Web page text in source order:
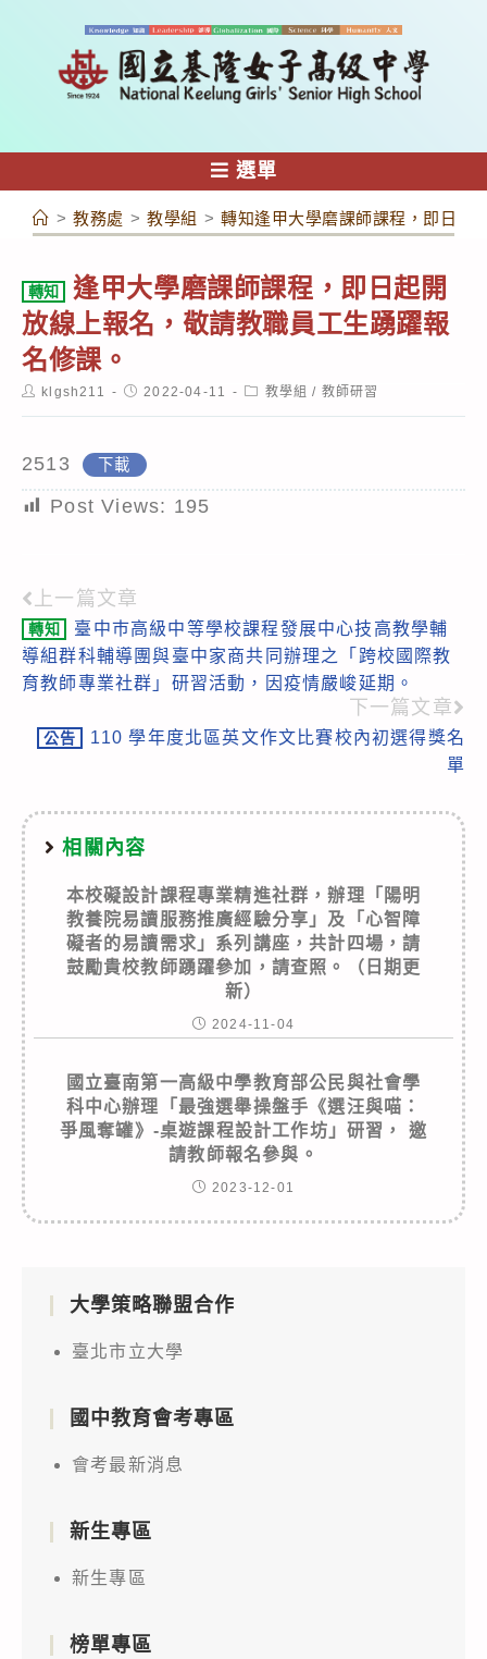
容
選單
> 教務處 > 教學組 > 轉知逢甲大學磨課師課程，即日起
轉知
逢甲大學磨課師課程，即日起開
放線上報名，敬請教職員工生踴躍報
名修課。
Postklgsh211
Post2022-04-11
Post教學組 / 教師研習
2513 下載
Post Views: 195
Read
more
articles
上一篇文章
轉知
臺中巿高級中等學校課程發展中心技高教學輔
導組群科輔導團與臺中家商共同辦理之「跨校國際教
育教師專業社群」研習活動，因疫情嚴峻延期。
下一篇文章
公告
110 學年度北區英文作文比賽校內初選得獎名
單
相關內容
本校礙設計課程專業精進社群，辦理「陽明
教養院易讀服務推廣經驗分享」及「心智障
礙者的易讀需求」系列講座，共計四場，請
鼓勵貴校教師踴躍參加，請查照。（日期更
新）
2024-11-04
國立臺南第一高級中學教育部公民與社會學
科中心辦理「最強選舉操盤手《選汪與喵：
爭風奪罐》-桌遊課程設計工作坊」研習， 邀
請教師報名參與。
2023-12-01
大學策略聯盟合作
臺北市立大學
國中教育會考專區
會考最新消息
新生專區
新生專區
榜單專區